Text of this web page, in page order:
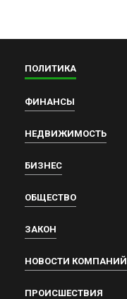
ПОЛИТИКА
ФИНАНСЫ
НЕДВИЖИМОСТЬ
БИЗНЕС
ОБЩЕСТВО
ЗАКОН
НОВОСТИ КОМПАНИЙ
ПРОИСШЕСТВИЯ